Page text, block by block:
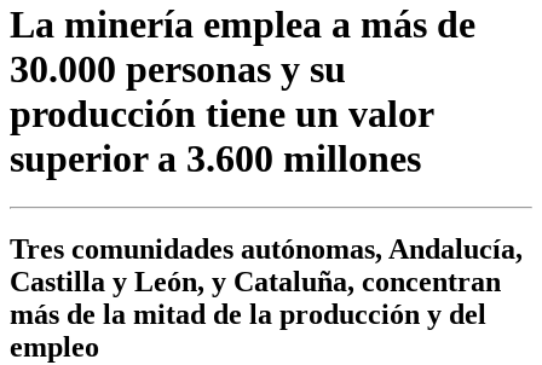
La minería emplea a más de
30.000 personas y su
producción tiene un valor
superior a 3.600 millones
Tres comunidades autónomas, Andalucía,
Castilla y León, y Cataluña, concentran
más de la mitad de la producción y del
empleo